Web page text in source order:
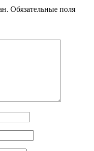
Обязательные поля